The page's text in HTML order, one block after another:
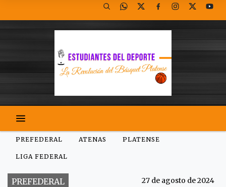
PREFEDERAL ATENAS PLATENSE
LIGA FEDERAL
PREFEDERAL 27 de agosto de 2024